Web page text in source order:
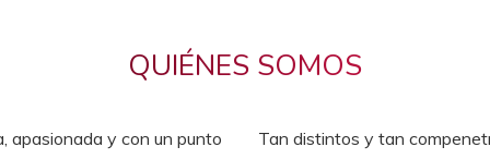
QUIÉNES SOMOS
apasionada y con un punto Tan distintos y tan